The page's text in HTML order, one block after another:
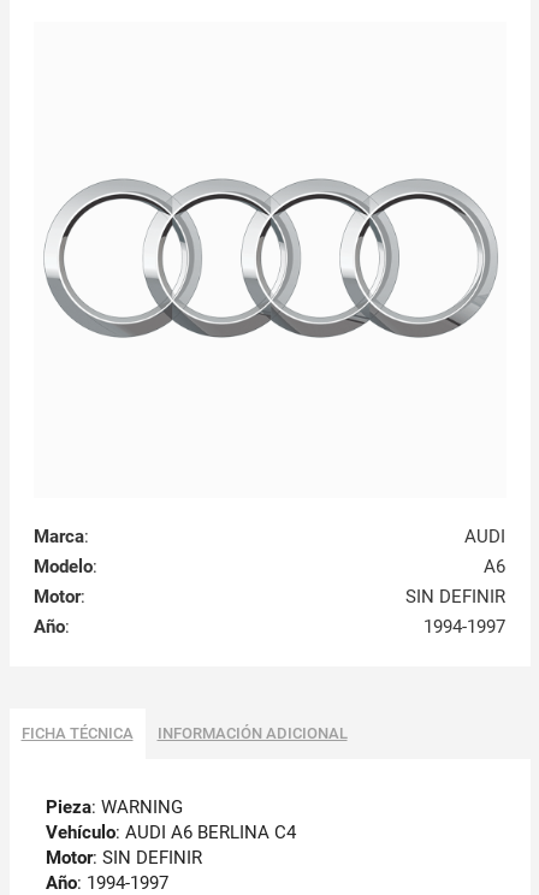
Marca:
AUDI
Modelo:
A6
Motor:
SIN DEFINIR
Año: 1994-1997
FICHA TÉCNICA INFORMACIÓN ADICIONAL
Pieza: WARNING
Vehículo: AUDI A6 BERLINA C4
Motor: SIN DEFINIR
Año: 1994-1997